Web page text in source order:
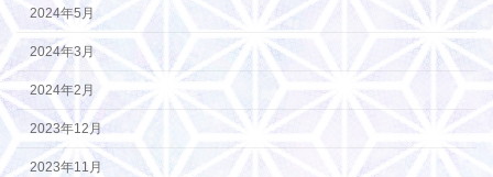
2024年5月
2024年3月
2024年2月
2023年12月
2023年11月